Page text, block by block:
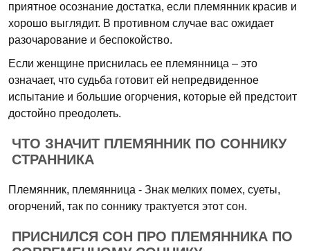
приятное осознание достатка, если племянник красив и
хорошо выглядит. В противном случае вас ожидает
разочарование и беспокойство.
Если женщине приснилась ее племянница – это
означает, что судьба готовит ей непредвиденное
испытание и большие огорчения, которые ей предстоит
достойно преодолеть.
ЧТО ЗНАЧИТ ПЛЕМЯННИК ПО СОННИКУ
СТРАННИКА
Племянник, племянница - Знак мелких помех, суеты,
огорчений, так по соннику трактуется этот сон.
ПРИСНИЛСЯ СОН ПРО ПЛЕМЯННИКА ПО